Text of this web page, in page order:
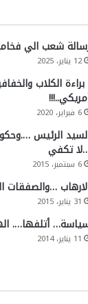
شعب الي
12 يناير، 2025
الكلاب
6 فبراير، 2020
الرئيس
تكفي
6 سبتمبر، 2015
…والصفقات
31 يناير، 2015
أتلفها….
11 يناير، 2014